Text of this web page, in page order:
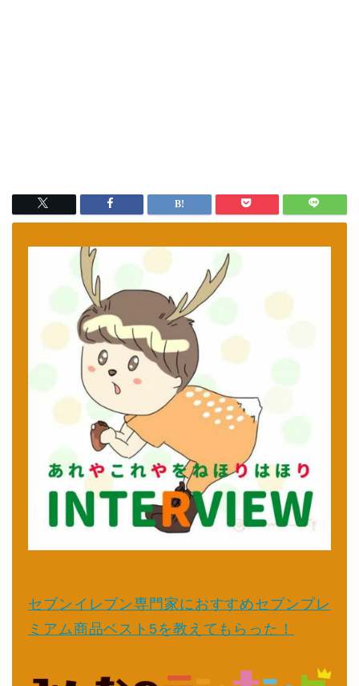
セブンイレブン専門家におすすめセブンプレ
ミアム商品ベスト5を教えてもらった！